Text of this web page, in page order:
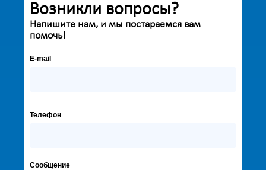
Возникли вопросы?
Напишите нам, и мы постараемся вам
помочь!
E-mail
Телефон
Сообщение